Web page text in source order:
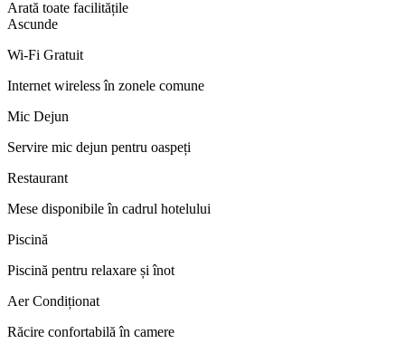
Arată toate facilitățile
Ascunde
Wi-Fi Gratuit
Internet wireless în zonele comune
Mic Dejun
Servire mic dejun pentru oaspeți
Restaurant
Mese disponibile în cadrul hotelului
Piscină
Piscină pentru relaxare și înot
Aer Condiționat
Răcire confortabilă în camere